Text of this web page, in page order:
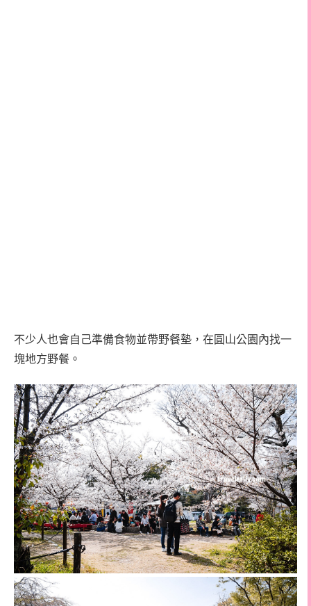
不少人也會自己準備食物並帶野餐墊，在圓山公園內找一
塊地方野餐。